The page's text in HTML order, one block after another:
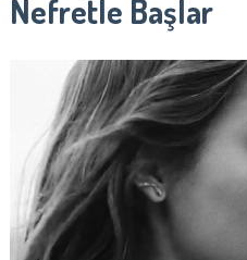
Nefretle Başlar